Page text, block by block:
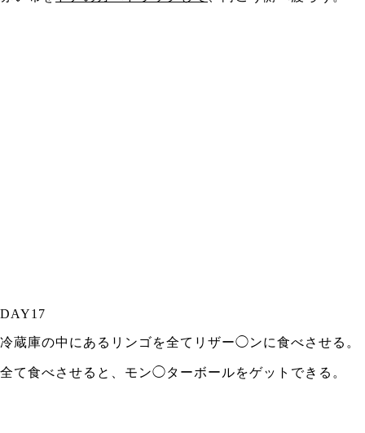
DAY17
冷蔵庫の中にあるリンゴを全てリザー◯ンに食べさせる。
全て食べさせると、モン◯ターボールをゲットできる。